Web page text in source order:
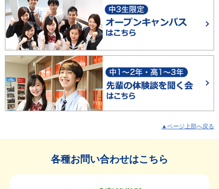
▲ページ上部へ戻る
各種お問い合わせはこちら